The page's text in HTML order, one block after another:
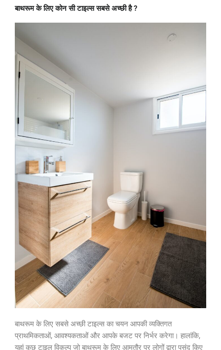
बाथरूम के लिए कोन सी टाइल्स सबसे अच्छी है ?
बाथरूम के लिए सबसे अच्छी टाइल्स का चयन आपकी व्यक्तिगत
प्राथमिकताओं, आवश्यकताओं और आपके बजट पर निर्भर करेगा। हालांकि,
यहां कुछ टाइल विकल्प जो बाथरूम के लिए आमतौर पर लोगों द्वारा पसंद किए